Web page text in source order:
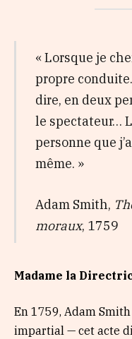
« Lorsque je
propre
dire, en deux
le spectateur…
personne que
même. »
Adam Smith,
moraux, 1759
Madame la
En 1759, Adam
impartial — cet acte